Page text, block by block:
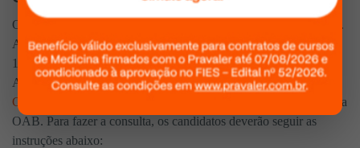
O resultado da OAB é divulgado após a conclusão de cada etapa.
Atualmente, o resultado definitivo foi divulgado no dia
19/09/2022.
A lista de aprovados fica disponível nosite oficial da Fundação
Getúlio Vargas
, banca responsável por todas as etapas da prova da
OAB. Para fazer a consulta, os candidatos deverão seguir as
instruções abaixo: